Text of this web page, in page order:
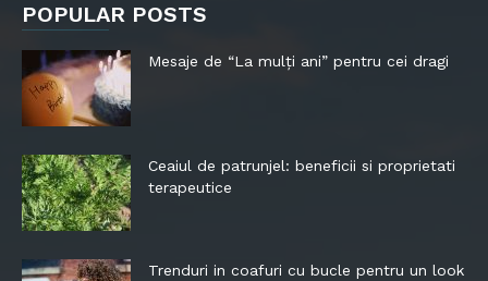
POPULAR POSTS
Mesaje de “La mulți ani” pentru cei dragi
Ceaiul de patrunjel: beneficii si proprietati
terapeutice
Trenduri in coafuri cu bucle pentru un look